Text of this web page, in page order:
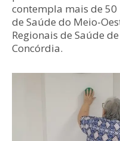
contempla mais de
de Saúde do Meio-
Regionais de Saúde
Concórdia.